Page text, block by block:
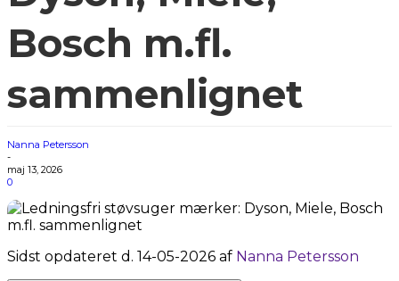
Bosch m.fl.
sammenlignet
Nanna Petersson
-
maj 13, 2026
0
Sidst opdateret d. 14-05-2026 af Nanna Petersson